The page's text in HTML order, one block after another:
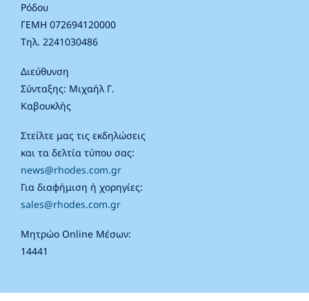
Ρόδου
ΓΕΜΗ 072694120000
Τηλ. 2241030486
Διεύθυνση
Σύνταξης: Μιχαήλ Γ.
Καβουκλής
Στείλτε μας τις εκδηλώσεις
και τα δελτία τύπου σας:
news@rhodes.com.gr
Για διαφήμιση ή χορηγίες:
sales@rhodes.com.gr
Μητρώο Online Μέσων:
14441